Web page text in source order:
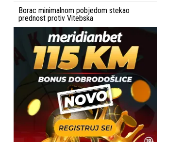
Borac minimalnom pobjedom stekao
prednost protiv Vitebska